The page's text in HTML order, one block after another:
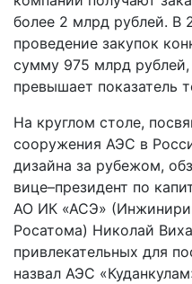
более 2 млрд рублей. В
проведение закупок
сумму 975 млрд
превышает показатель
На круглом столе,
сооружения АЭС в
дизайна за рубежом,
вице–президент по
АО ИК «АСЭ»
Росатома) Николай
привлекательных для
назвал АЭС